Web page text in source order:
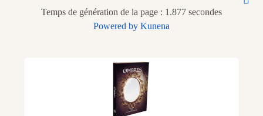
Temps de génération de la page : 1.877 secondes
Powered by Kunena